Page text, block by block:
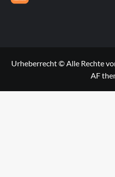
Urheberrecht © Alle Rechte
AF